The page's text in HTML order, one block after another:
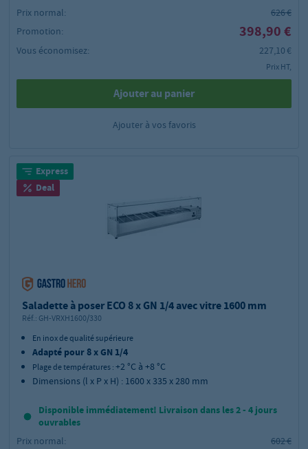
Prix normal:
626 €
Promotion:
398,90 €
Vous économisez: 227,10 €
Prix HT,
Ajouter au panier
Ajouter à vos favoris
Express
Deal
Saladette à poser ECO 8 x GN 1/4 avec vitre 1600 mm
Réf.: GH-VRXH1600/330
En inox de qualité supérieure
Adapté pour 8 x GN 1/4
Plage de températures :+2 °C à +8 °C
Dimensions (l x P x H) : 1600 x 335 x 280 mm
Disponible immédiatement! Livraison dans les 2 - 4 jours
ouvrables
Prix normal:
602 €